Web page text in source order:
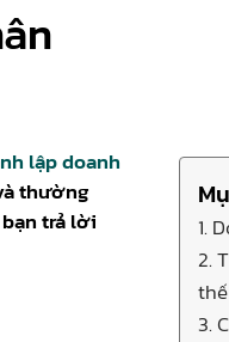
1.
2.
3.
lập doanh
thường
trả lời